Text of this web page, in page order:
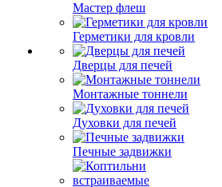
Мастер флеш
Герметики для кровли
Дверцы для печей
Монтажные тоннели
Духовки для печей
Печные задвижки